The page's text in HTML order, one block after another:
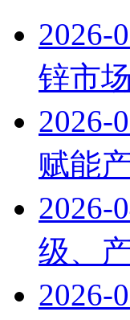
2026-
锌市
2026-
赋能
2026-
级、
2026-